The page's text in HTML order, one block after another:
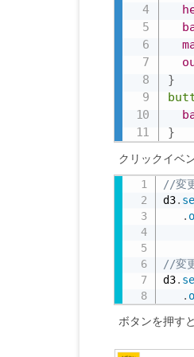
}
}
クリックイベ
//変
d3.
.
//変
d3.
.
ボタンを押す